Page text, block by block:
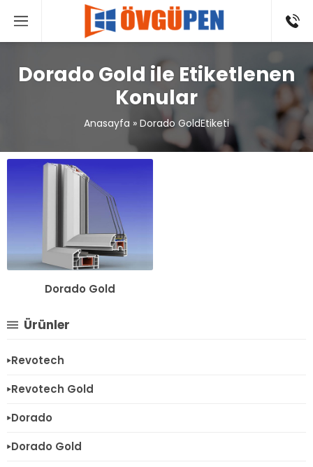
Dorado Gold ile Etiketlenen
Konular
Anasayfa » Dorado GoldEtiketi
Dorado Gold
Ürünler
Revotech
Revotech Gold
Dorado
Dorado Gold